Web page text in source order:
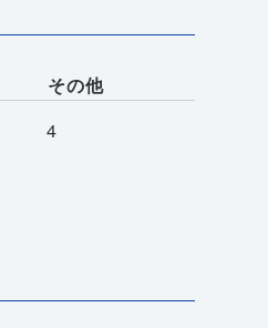
その他
4